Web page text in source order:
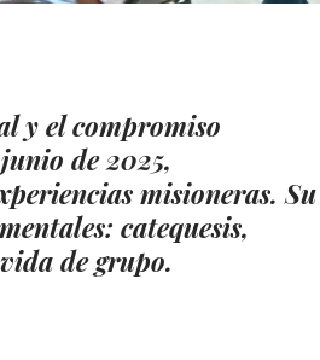
y el compromiso
de 2025,
misioneras. Su
catequesis,
de grupo.